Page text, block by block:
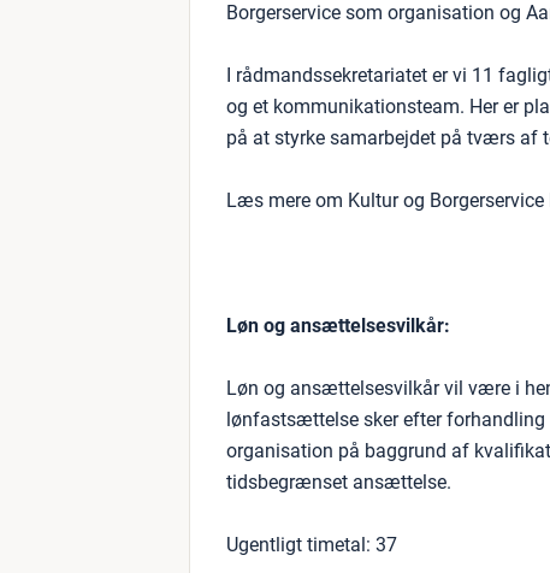
Borgerservice som organisation og
I rådmandssekretariatet er vi 11
og et kommunikationsteam. Her er
på at styrke samarbejdet på tværs af
Læs mere om Kultur og Borgerservice
Løn og ansættelsesvilkår:
Løn og ansættelsesvilkår vil være i
lønfastsættelse sker efter
organisation på baggrund af
tidsbegrænset ansættelse.
Ugentligt timetal: 37